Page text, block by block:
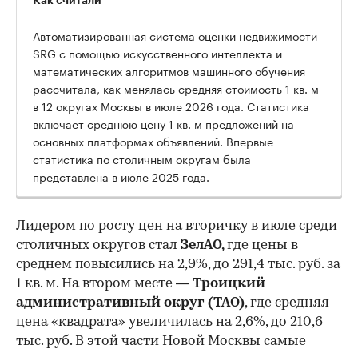
Автоматизированная система оценки недвижимости
SRG с помощью искусственного интеллекта и
математических алгоритмов машинного обучения
рассчитала, как менялась средняя стоимость 1 кв. м
в 12 округах Москвы в июле 2026 года. Статистика
включает среднюю цену 1 кв. м предложений на
основных платформах объявлений. Впервые
статистика по столичным округам была
представлена в июле 2025 года.
Лидером по росту цен на вторичку в июле среди
столичных округов стал ЗелАО,где цены в
среднем повысились на 2,9%, до 291,4 тыс. руб. за
1 кв. м. На втором месте — Троицкий
административный округ (ТАО), где средняя
цена «квадрата» увеличилась на 2,6%, до 210,6
тыс. руб. В этой части Новой Москвы самые